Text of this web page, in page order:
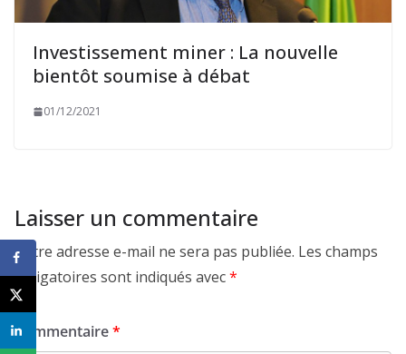
Investissement miner : La nouvelle
bientôt soumise à débat
01/12/2021
Laisser un commentaire
Votre adresse e-mail ne sera pas publiée. Les champs
obligatoires sont indiqués avec*
Commentaire*